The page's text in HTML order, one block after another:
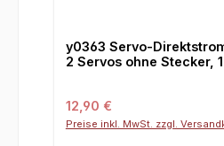
y0363 Servo-
2 Servos ohne Stecker,
Regulärer Preis:
12,90 €
Preise inkl. MwSt. zzgl.